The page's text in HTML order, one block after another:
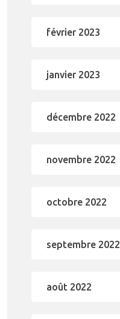
février 2023
janvier 2023
décembre 2022
novembre 2022
octobre 2022
septembre 2022
août 2022